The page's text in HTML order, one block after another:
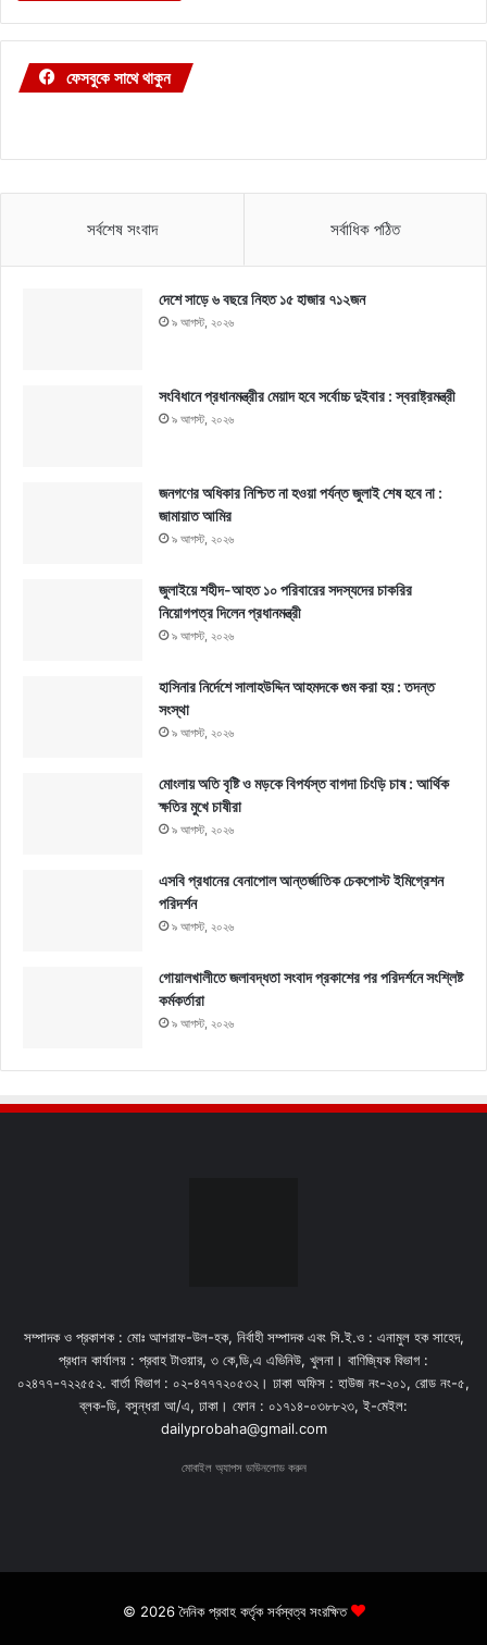
ফেসবুকে সাথে থাকুন
সর্বশেষ সংবাদ সর্বাধিক পঠিত
দেশে সাড়ে ৬ বছরে নিহত ১৫ হাজার ৭১২জন
৯ আগস্ট, ২০২৬
সংবিধানে প্রধানমন্ত্রীর মেয়াদ হবে সর্বোচ্চ দুইবার : স্বরাষ্ট্রমন্ত্রী
৯ আগস্ট, ২০২৬
জনগণের অধিকার নিশ্চিত না হওয়া পর্যন্ত জুলাই শেষ হবে না :
জামায়াত আমির
৯ আগস্ট, ২০২৬
জুলাইয়ে শহীদ-আহত ১০ পরিবারের সদস্যদের চাকরির
নিয়োগপত্র দিলেন প্রধানমন্ত্রী
৯ আগস্ট, ২০২৬
হাসিনার নির্দেশে সালাহউদ্দিন আহমদকে গুম করা হয় : তদন্ত
সংস্থা
৯ আগস্ট, ২০২৬
মোংলায় অতি বৃষ্টি ও মড়কে বিপর্যস্ত বাগদা চিংড়ি চাষ : আর্থিক
ক্ষতির মুখে চাষীরা
৯ আগস্ট, ২০২৬
এসবি প্রধানের বেনাপোল আন্তর্জাতিক চেকপোস্ট ইমিগ্রেশন
পরিদর্শন
৯ আগস্ট, ২০২৬
গোয়ালখালীতে জলাবদ্ধতা সংবাদ প্রকাশের পর পরিদর্শনে সংশ্লিষ্ট
কর্মকর্তারা
৯ আগস্ট, ২০২৬
সম্পাদক ও প্রকাশক : মোঃ আশরাফ-উল-হক, নির্বাহী সম্পাদক এবং সি.ই.ও : এনামুল হক সাহেদ,
প্রধান কার্যালয় : প্রবাহ টাওয়ার, ৩ কে,ডি,এ এভিনিউ, খুলনা। বাণিজ্যিক বিভাগ :
০২৪৭৭-৭২২৫৫২. বার্তা বিভাগ : ০২-৪৭৭৭২০৫৩২। ঢাকা অফিস : হাউজ নং-২০১, রোড নং-৫,
ব্লক-ডি, বসুন্ধরা আ/এ, ঢাকা। ফোন : ০১৭১৪-০৩৮৮২৩, ই-মেইল:
dailyprobaha@gmail.com
মোবাইল অ্যাপস ডাউনলোড করুন
© 2026 দৈনিক প্রবাহ কর্তৃক সর্বস্বত্ব সংরক্ষিত